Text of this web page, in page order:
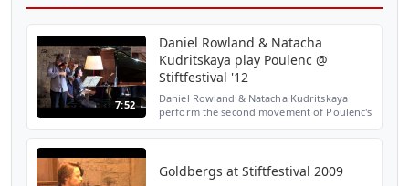
7:52
Daniel Rowland & Natacha
Kudritskaya play Poulenc @
Stiftfestival '12
Daniel Rowland & Natacha Kudritskaya
perform the second movement of Poulenc's
Goldbergs at Stiftfestival 2009